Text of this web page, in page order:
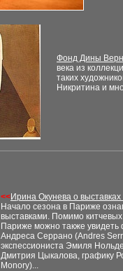
Фонд Дины
века из
таких
Никритина и
<<Ирина Окунева о
Начало сезона в Париже
выставками. Помимо
Париже можно также увидеть
Андреса Серрано (Andres
экспессиониста Эмиля
Дмитрия Цыкалова, графику
Monory)...